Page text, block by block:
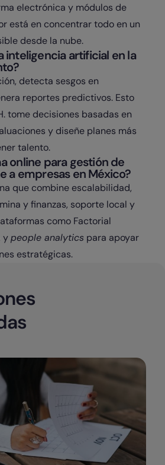
electrónica y módulos de
está en concentrar todo en un
desde la nube.
inteligencia artificial en la
detecta sesgos en
reportes predictivos. Esto
tome decisiones basadas en
y diseñe planes más
talento.
online para gestión de
a empresas en México?
que combine escalabilidad,
y finanzas, soporte local y
como Factorial
ypeople analytics para apoyar
estratégicas.